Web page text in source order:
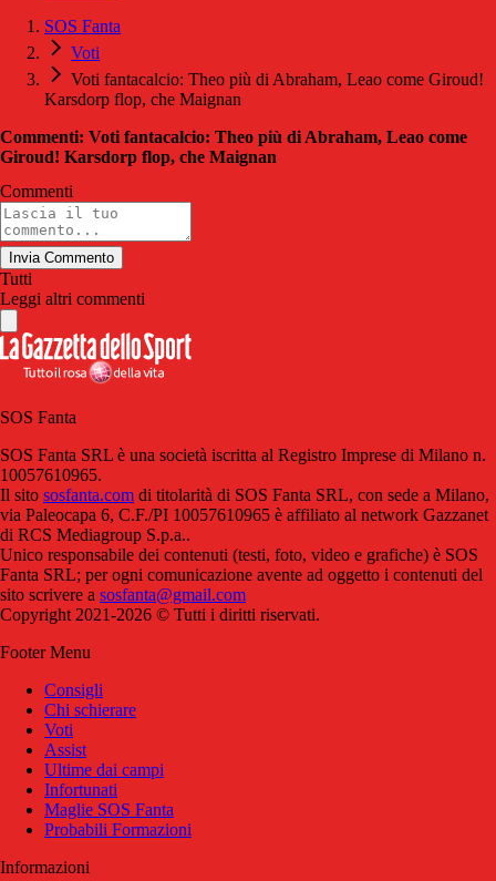
SOS Fanta
Voti
Voti fantacalcio: Theo più di Abraham, Leao come Giroud!
Karsdorp flop, che Maignan
Commenti: Voti fantacalcio: Theo più di Abraham, Leao come
Giroud! Karsdorp flop, che Maignan
Commenti
Invia Commento
Tutti
Leggi altri commenti
SOS Fanta
SOS Fanta SRL è una società iscritta al Registro Imprese di Milano n.
10057610965.
Il sito sosfanta.com di titolarità di SOS Fanta SRL, con sede a Milano,
via Paleocapa 6, C.F./PI 10057610965 è affiliato al network Gazzanet
di RCS Mediagroup S.p.a..
Unico responsabile dei contenuti (testi, foto, video e grafiche) è SOS
Fanta SRL; per ogni comunicazione avente ad oggetto i contenuti del
sito scrivere a sosfanta@gmail.com
Copyright 2021-2026 © Tutti i diritti riservati.
Footer Menu
Consigli
Chi schierare
Voti
Assist
Ultime dai campi
Infortunati
Maglie SOS Fanta
Probabili Formazioni
Informazioni